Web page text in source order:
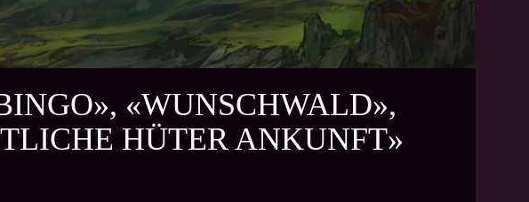
«WUNSCHWALD»,
HÜTER ANKUNFT»